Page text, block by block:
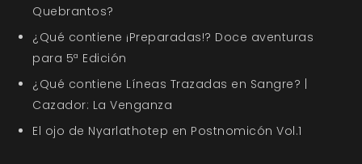
Quebrantos?
¿Qué contiene ¡Preparadas!? Doce aventuras
para 5ª Edición
¿Qué contiene Líneas Trazadas en Sangre? |
Cazador: La Venganza
El ojo de Nyarlathotep en Postnomicón Vol.1